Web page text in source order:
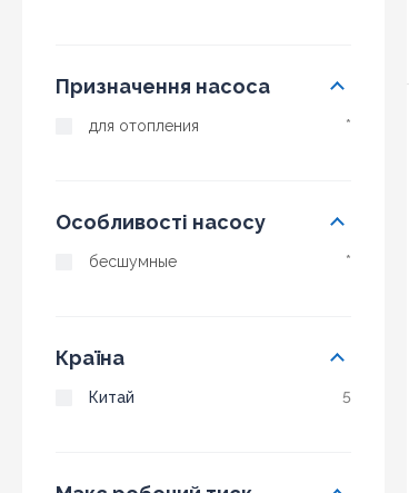
Призначення насоса
для отопления *
Особливості насосу
бесшумные *
Країна
Китай 5